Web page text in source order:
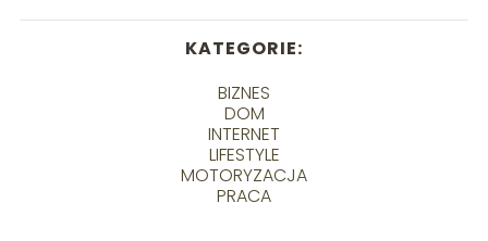
KATEGORIE:
BIZNES
DOM
INTERNET
LIFESTYLE
MOTORYZACJA
PRACA